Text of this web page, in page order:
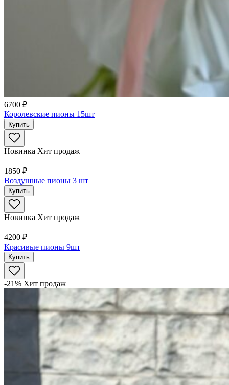
6700 ₽
Королевские пионы 15шт
Купить
Новинка Хит продаж
1850 ₽
Воздушные пионы 3 шт
Купить
Новинка Хит продаж
4200 ₽
Красивые пионы 9шт
Купить
-21% Хит продаж